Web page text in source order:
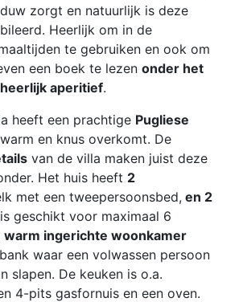
zorgt en natuurlijk is deze
Heerlijk om in de
te gebruiken en ook om
een boek te lezen onder het
aperitief.
heeft een prachtige Pugliese
en knus overkomt. De
van de villa maken juist deze
Het huis heeft 2
met een tweepersoonsbed, en 2
geschikt voor maximaal 6
warm ingerichte woonkamer
waar een volwassen persoon
slapen. De keuken is o.a.
4-pits gasfornuis en een oven.